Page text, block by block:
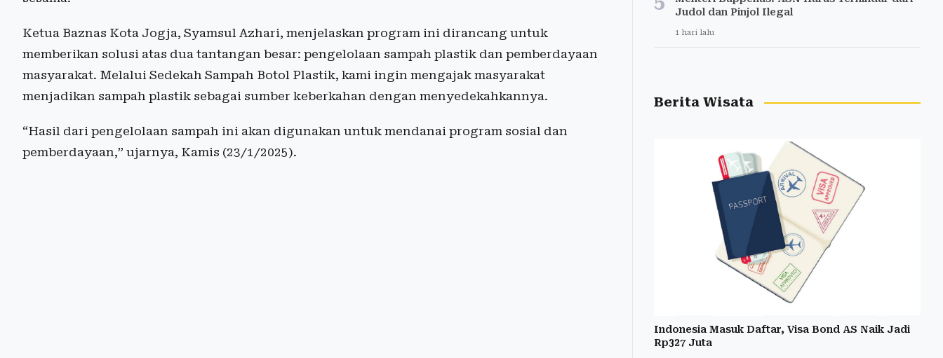
Ketua Baznas Kota Jogja, Syamsul Azhari, menjelaskan program ini dirancang untuk
memberikan solusi atas dua tantangan besar: pengelolaan sampah plastik dan pemberdayaan
masyarakat. Melalui Sedekah Sampah Botol Plastik, kami ingin mengajak masyarakat
menjadikan sampah plastik sebagai sumber keberkahan dengan menyedekahkannya.
“Hasil dari pengelolaan sampah ini akan digunakan untuk mendanai program sosial dan
pemberdayaan,” ujarnya, Kamis (23/1/2025).
Judol dan Pinjol Ilegal
1 hari lalu
Berita Wisata
Indonesia Masuk Daftar, Visa Bond AS Naik Jadi
Rp327 Juta